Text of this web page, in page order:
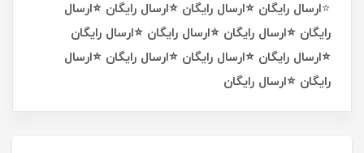
⭐ارسال رایگان ⭐ارسال رایگان ⭐ارسال رایگان ⭐ارسال
رایگان ⭐ارسال رایگان ⭐ارسال رایگان ⭐ارسال رایگان
⭐ارسال رایگان ⭐ارسال رایگان ⭐ارسال رایگان ⭐ارسال
رایگان ⭐ارسال رایگان